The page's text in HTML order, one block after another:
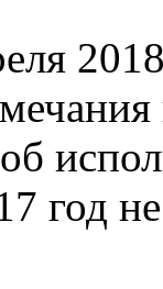
год